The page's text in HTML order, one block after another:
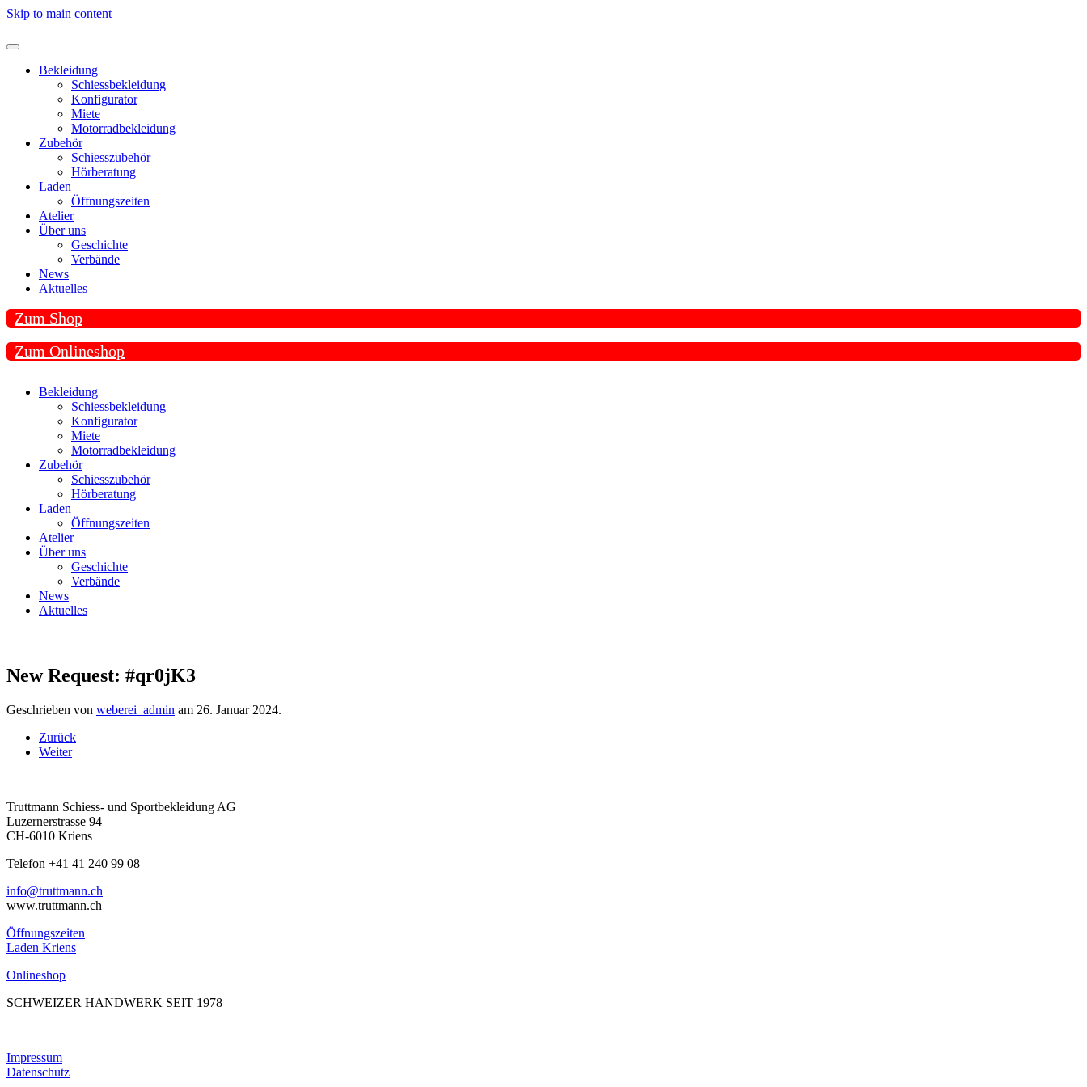
Skip to main content
Bekleidung
Schiessbekleidung
Konfigurator
Miete
Motorradbekleidung
Zubehör
Schiesszubehör
Hörberatung
Laden
Öffnungszeiten
Atelier
Über uns
Geschichte
Verbände
News
Aktuelles
Zum Shop
Zum Onlineshop
Bekleidung
Schiessbekleidung
Konfigurator
Miete
Motorradbekleidung
Zubehör
Schiesszubehör
Hörberatung
Laden
Öffnungszeiten
Atelier
Über uns
Geschichte
Verbände
News
Aktuelles
New Request: #qr0jK3
Geschrieben von weberei_admin am 26. Januar 2024.
Zurück
Weiter
Truttmann Schiess- und Sportbekleidung AG
Luzernerstrasse 94
CH-6010 Kriens
Telefon +41 41 240 99 08
hc.nnamtturt@ofni
www.truttmann.ch
Öffnungszeiten
Laden Kriens
Onlineshop
SCHWEIZER HANDWERK SEIT 1978
Impressum
Datenschutz